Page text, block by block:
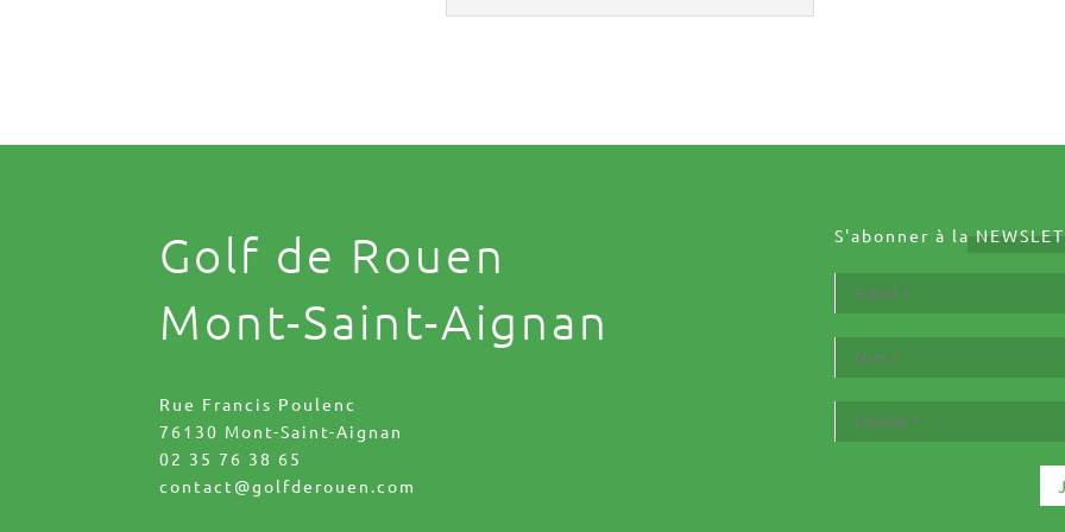
Golf de Rouen
Mont-Saint-Aignan
Rue Francis Poulenc
76130 Mont-Saint-Aignan
02 35 76 38 65
contact@golfderouen.com
S'abonner à la